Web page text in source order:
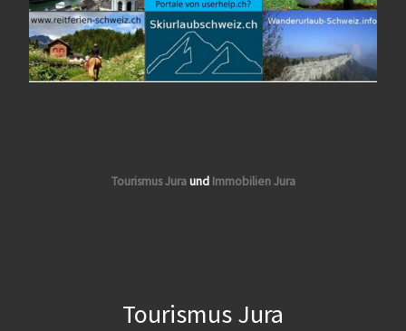
Tourismus Juraund Immobilien Jura
Tourismus Jura